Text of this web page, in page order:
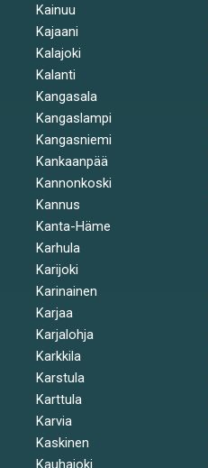
Kainuu
Kajaani
Kalajoki
Kalanti
Kangasala
Kangaslampi
Kangasniemi
Kankaanpää
Kannonkoski
Kannus
Kanta-Häme
Karhula
Karijoki
Karinainen
Karjaa
Karjalohja
Karkkila
Karstula
Karttula
Karvia
Kaskinen
Kauhajoki